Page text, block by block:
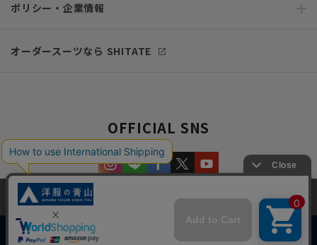
ポリシー・企業情報
オーダースーツなら SHITATE
OFFICIAL SNS
当サイトでは、快適な閲覧体験とコンテンツ改善のためにCookieを使用
しています。閲覧を続けることで、Cookieの使用に同意したものとみな